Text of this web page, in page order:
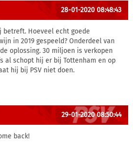
28-01-2020 08:48:43
Hoeveel echt goede
in 2019 gespeeld? Onderdeel van
oplossing. 30 miljoen is verkopen
al schopt hij er bij Tottenham en op
hij bij PSV niet doen.
29-01-2020 08:50:44
back!